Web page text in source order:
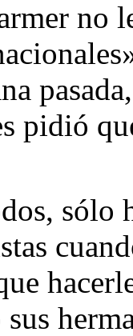
no
pidió
sólo